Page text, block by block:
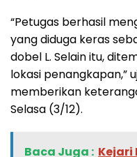
“Petugas berhasil
yang diduga keras
dobel L. Selain itu,
lokasi penangkapan,”
memberikan
Selasa (3/12).
Baca Juga : Kejari